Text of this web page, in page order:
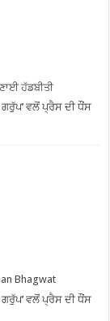
ਹੱਡਬੀਤੀ
ਗਰੁੱਪ’ ਵਲੋਂ ਪ੍ਰੈਸ ਦੀ ਧੌਂਸ
Bhagwat
ਗਰੁੱਪ’ ਵਲੋਂ ਪ੍ਰੈਸ ਦੀ ਧੌਂਸ